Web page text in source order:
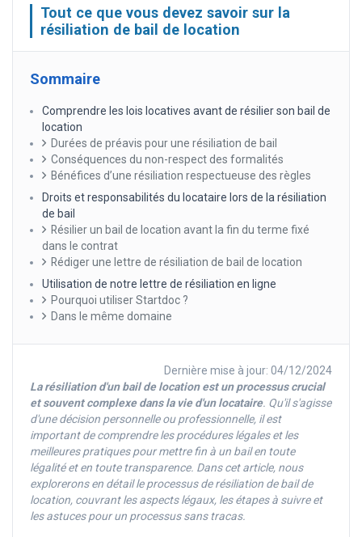
Tout ce que vous devez savoir sur la
résiliation de bail de location
Sommaire
Comprendre les lois locatives avant de résilier son bail de
location
Durées de préavis pour une résiliation de bail
Conséquences du non-respect des formalités
Bénéfices d’une résiliation respectueuse des règles
Droits et responsabilités du locataire lors de la résiliation
de bail
Résilier un bail de location avant la fin du terme fixé
dans le contrat
Rédiger une lettre de résiliation de bail de location
Utilisation de notre lettre de résiliation en ligne
Pourquoi utiliser Startdoc ?
Dans le même domaine
Dernière mise à jour: 04/12/2024
La résiliation d'un bail de location est un processus crucial
et souvent complexe dans la vie d'un locataire. Qu'il s'agisse
d'une décision personnelle ou professionnelle, il est
important de comprendre les procédures légales et les
meilleures pratiques pour mettre fin à un bail en toute
légalité et en toute transparence. Dans cet article, nous
explorerons en détail le processus de résiliation de bail de
location, couvrant les aspects légaux, les étapes à suivre et
les astuces pour un processus sans tracas.